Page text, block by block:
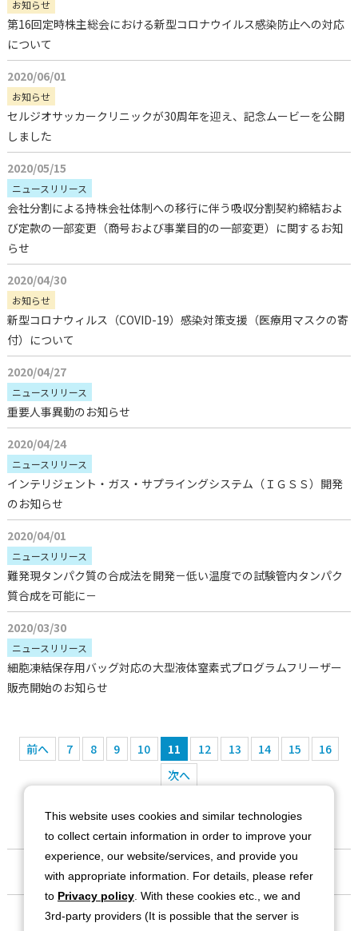
お知らせ
第16回定時株主総会における新型コロナウイルス感染防止への対応
について
2020/06/01
お知らせ
セルジオサッカークリニックが30周年を迎え、記念ムービーを公開
しました
2020/05/15
ニュースリリース
会社分割による持株会社体制への移行に伴う吸収分割契約締結およ
び定款の一部変更（商号および事業目的の一部変更）に関するお知
らせ
2020/04/30
お知らせ
新型コロナウィルス（COVID-19）感染対策支援（医療用マスクの寄
付）について
2020/04/27
ニュースリリース
重要人事異動のお知らせ
2020/04/24
ニュースリリース
インテリジェント・ガス・サプライングシステム（ＩＧＳＳ）開発
のお知らせ
2020/04/01
ニュースリリース
難発現タンパク質の合成法を開発－低い温度での試験管内タンパク
質合成を可能に－
2020/03/30
ニュースリリース
細胞凍結保存用バッグ対応の大型液体窒素式プログラムフリーザー
販売開始のお知らせ
前へ 7 8 9 10 11 12 13 14 15
16
次へ
会社情報
事業紹介
This website uses cookies and similar technologies
to collect certain information in order to improve your
experience, our website/services, and provide you
with appropriate information. For details, please refer
to Privacy policy . With these cookies etc., we and
3rd-party providers (It is possible that the server is